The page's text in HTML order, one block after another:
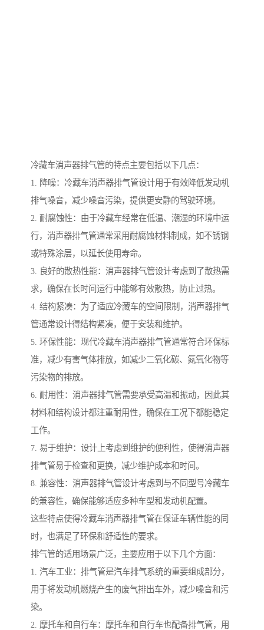
冷藏车消声器排气管的特点主要包括以下几点：
1. 降噪：冷藏车消声器排气管设计用于有效降低发动机
排气噪音，减少噪音污染，提供更安静的驾驶环境。
2. 耐腐蚀性：由于冷藏车经常在低温、潮湿的环境中运
行，消声器排气管通常采用耐腐蚀材料制成，如不锈钢
或特殊涂层，以延长使用寿命。
3. 良好的散热性能：消声器排气管设计考虑到了散热需
求，确保在长时间运行中能够有效散热，防止过热。
4. 结构紧凑：为了适应冷藏车的空间限制，消声器排气
管通常设计得结构紧凑，便于安装和维护。
5. 环保性能：现代冷藏车消声器排气管通常符合环保标
准，减少有害气体排放，如减少二氧化碳、氮氧化物等
污染物的排放。
6. 耐用性：消声器排气管需要承受高温和振动，因此其
材料和结构设计都注重耐用性，确保在工况下都能稳定
工作。
7. 易于维护：设计上考虑到维护的便利性，使得消声器
排气管易于检查和更换，减少维护成本和时间。
8. 兼容性：消声器排气管设计考虑到与不同型号冷藏车
的兼容性，确保能够适应多种车型和发动机配置。
这些特点使得冷藏车消声器排气管在保证车辆性能的同
时，也满足了环保和舒适性的要求。
排气管的适用场景广泛，主要应用于以下几个方面：
1. 汽车工业：排气管是汽车排气系统的重要组成部分，
用于将发动机燃烧产生的废气排出车外，减少噪音和污
染。
2. 摩托车和自行车：摩托车和自行车也配备排气管，用